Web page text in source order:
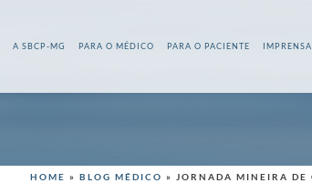
A SBCP-MG PARA O MÉDICO PARA O PACIENTE IMPRENSA
HOME »BLOG MÉDICO »
JORNADA MINEIRA